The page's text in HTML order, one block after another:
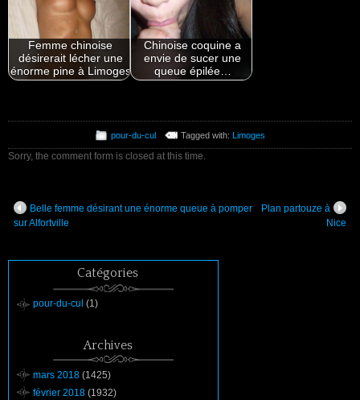
Femme chinoise
désirerait lécher une
énorme pine à Limoges
Chinoise coquine a
envie de sucer une
queue épilée…
pour-du-cul Tagged with: Limoges
Sorry, the comment form is closed at this time.
Belle femme désirant une énorme queue à pomper
sur Alfortville
Plan partouze à
Nice
Catégories
pour-du-cul (1)
Archives
mars 2018 (1425)
février 2018 (1932)